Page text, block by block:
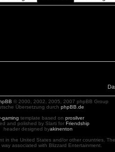
© 2000, 2002, 2005, 2007 phpBB Group
Übersetzung durch phpBB.de
gaming template based on prosilver
and polished by Slarti for Friendship
header designed byakinenton
the United States and/or other countries.
associated with Blizzard Entertainment.